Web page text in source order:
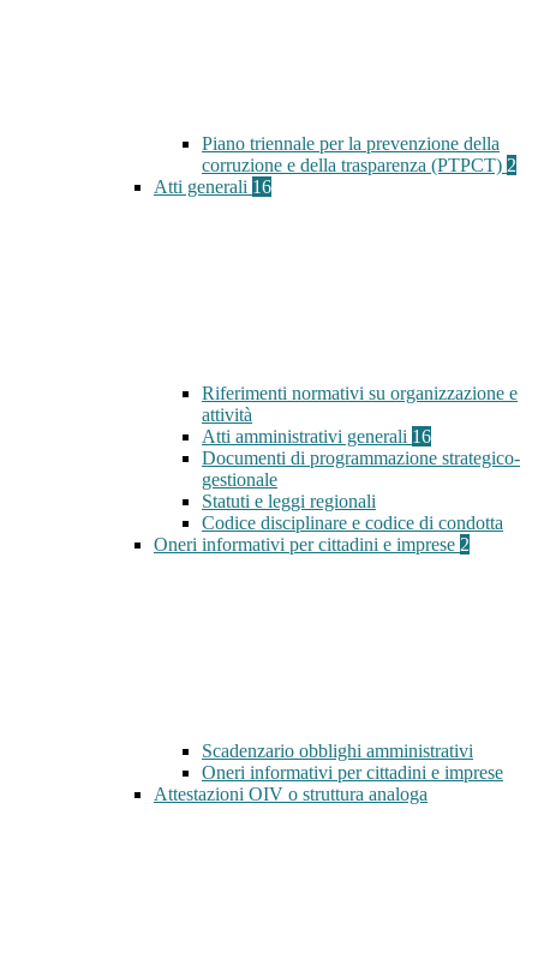
Piano triennale per la prevenzione della
corruzione e della trasparenza (PTPCT) 2
Atti generali 16
Riferimenti normativi su organizzazione e
attività
Atti amministrativi generali 16
Documenti di programmazione strategico-
gestionale
Statuti e leggi regionali
Codice disciplinare e codice di condotta
Oneri informativi per cittadini e imprese 2
Scadenzario obblighi amministrativi
Oneri informativi per cittadini e imprese
Attestazioni OIV o struttura analoga